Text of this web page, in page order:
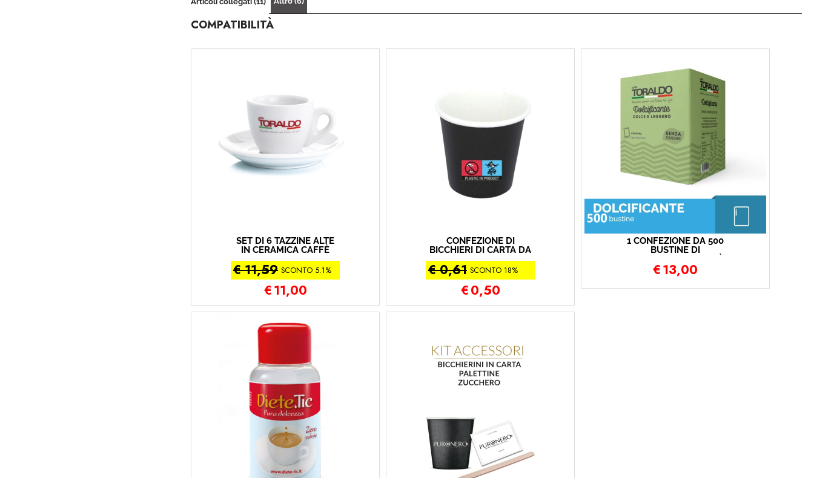
COMPATIBILITÀ
SET DI 6 TAZZINE ALTE
IN CERAMICA CAFFÈ
TORALDO
€ 11,59 SCONTO 5.1%
€11,00
CONFEZIONE DI
BICCHIERI DI CARTA DA
CAFFE' 60 ML PZ 50
(2X25PZ) PURONERO
€ 0,61 SCONTO 18%
€0,50
1 CONFEZIONE DA 500
BUSTINE DI
TORALDO
€13,00